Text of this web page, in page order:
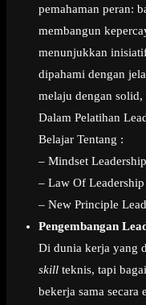
pemahaman peran:
membangun
menunjukkan
dipahami dengan
melaju dengan solid,
Dalam Pelatihan
Belajar Tentang :
– Mindset
– Law Of Leadership
– New Principle
Pengembangan
Di dunia kerja yang
skill teknis, tapi
bekerja sama secara